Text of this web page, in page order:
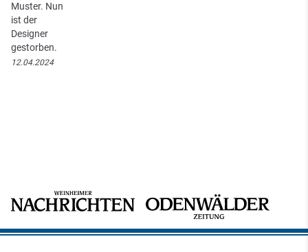
Muster. Nun
ist der
Designer
gestorben.
12.04.2024